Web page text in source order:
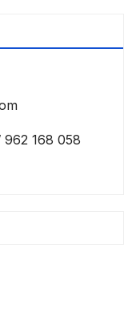
962 168 058